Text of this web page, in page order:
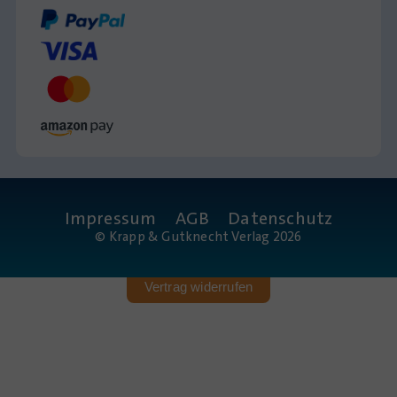
Impressum AGB Datenschutz
© Krapp & Gutknecht Verlag 2026
Vertrag widerrufen